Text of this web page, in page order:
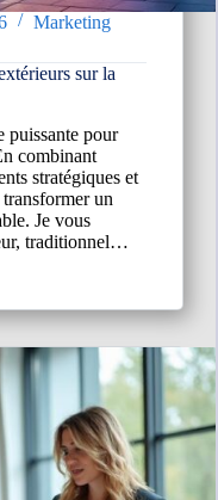
Marketing
sur la
puissante pour
combinant
stratégiques et
un
Je vous
traditionnel…